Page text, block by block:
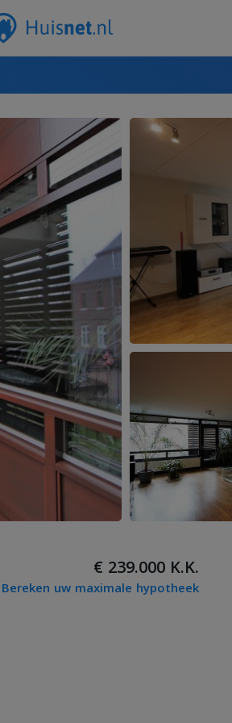
€ 239.000 K.K.
Bereken uw maximale hypotheek